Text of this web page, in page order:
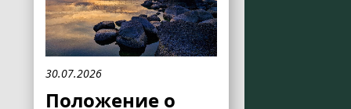
30.07.2026
Положение о